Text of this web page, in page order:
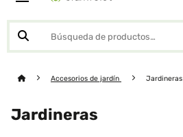
Accesorios de jardín Jardineras
Jardineras